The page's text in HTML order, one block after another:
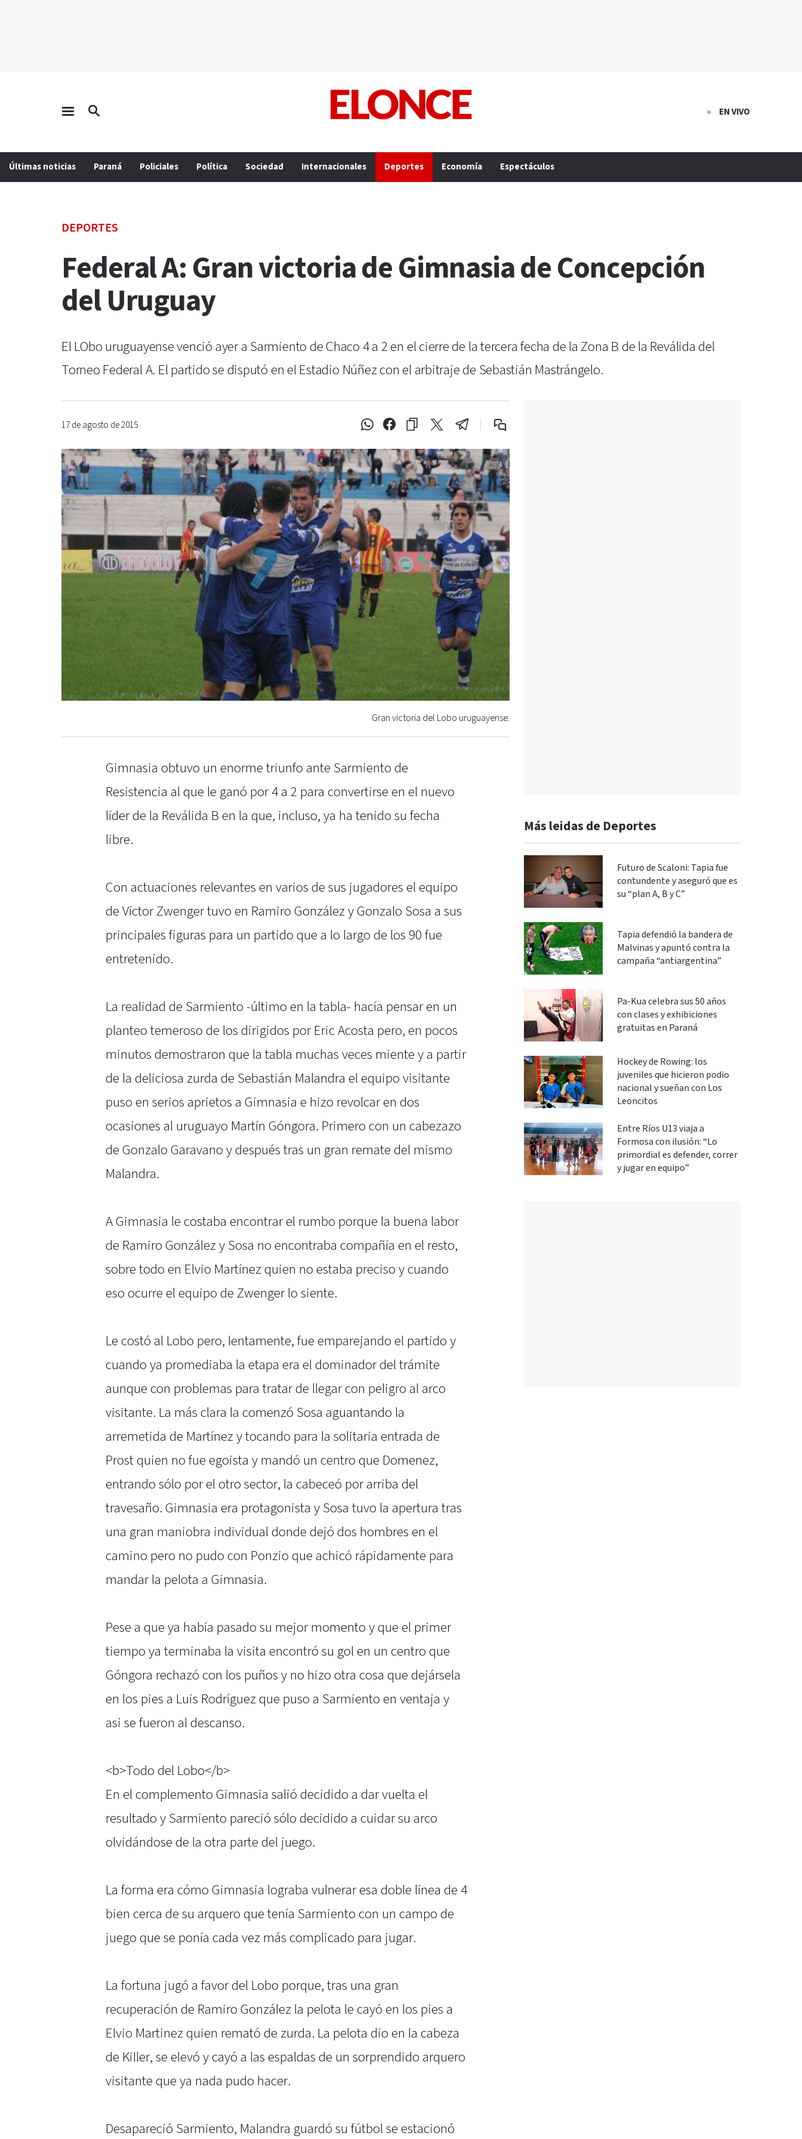
EN VIVO
Últimas noticias Paraná Policiales Política Sociedad Internacionales Deportes Economía Espectáculos
DEPORTES
Federal A: Gran victoria de Gimnasia de Concepción
del Uruguay
El LObo uruguayense venció ayer a Sarmiento de Chaco 4 a 2 en el cierre de la tercera fecha de la Zona B de la Reválida del
Torneo Federal A. El partido se disputó en el Estadio Núñez con el arbitraje de Sebastián Mastrángelo.
17 de agosto de 2015
Gran victoria del Lobo uruguayense.
Gimnasia obtuvo un enorme triunfo ante Sarmiento de
Resistencia al que le ganó por 4 a 2 para convertirse en el nuevo
líder de la Reválida B en la que, incluso, ya ha tenido su fecha
libre.
Con actuaciones relevantes en varios de sus jugadores el equipo
de Víctor Zwenger tuvo en Ramiro González y Gonzalo Sosa a sus
principales figuras para un partido que a lo largo de los 90 fue
entretenido.
La realidad de Sarmiento -último en la tabla- hacía pensar en un
planteo temeroso de los dirigidos por Eric Acosta pero, en pocos
minutos demostraron que la tabla muchas veces miente y a partir
de la deliciosa zurda de Sebastián Malandra el equipo visitante
puso en serios aprietos a Gimnasia e hizo revolcar en dos
ocasiones al uruguayo Martín Góngora. Primero con un cabezazo
de Gonzalo Garavano y después tras un gran remate del mismo
Malandra.
A Gimnasia le costaba encontrar el rumbo porque la buena labor
de Ramiro González y Sosa no encontraba compañía en el resto,
sobre todo en Elvio Martínez quien no estaba preciso y cuando
eso ocurre el equipo de Zwenger lo siente.
Le costó al Lobo pero, lentamente, fue emparejando el partido y
cuando ya promediaba la etapa era el dominador del trámite
aunque con problemas para tratar de llegar con peligro al arco
visitante. La más clara la comenzó Sosa aguantando la
arremetida de Martínez y tocando para la solitaria entrada de
Prost quien no fue egoista y mandó un centro que Domenez,
entrando sólo por el otro sector, la cabeceó por arriba del
travesaño. Gimnasia era protagonista y Sosa tuvo la apertura tras
una gran maniobra individual donde dejó dos hombres en el
camino pero no pudo con Ponzio que achicó rápidamente para
mandar la pelota a Gimnasia.
Pese a que ya había pasado su mejor momento y que el primer
tiempo ya terminaba la visita encontró su gol en un centro que
Góngora rechazó con los puños y no hizo otra cosa que dejársela
en los pies a Luis Rodríguez que puso a Sarmiento en ventaja y
asi se fueron al descanso.
<b>Todo del Lobo</b>
En el complemento Gimnasia salió decidido a dar vuelta el
resultado y Sarmiento pareció sólo decidido a cuidar su arco
olvidándose de la otra parte del juego.
La forma era cómo Gimnasia lograba vulnerar esa doble línea de 4
bien cerca de su arquero que tenía Sarmiento con un campo de
juego que se ponía cada vez más complicado para jugar.
La fortuna jugó a favor del Lobo porque, tras una gran
recuperación de Ramiro González la pelota le cayó en los pies a
Elvio Martinez quien remató de zurda. La pelota dio en la cabeza
de Killer, se elevó y cayó a las espaldas de un sorprendido arquero
visitante que ya nada pudo hacer.
Desapareció Sarmiento, Malandra guardó su fútbol se estacionó
Más leidas de Deportes
Futuro de Scaloni: Tapia fue
contundente y aseguró que es
su “plan A, B y C”
Tapia defendió la bandera de
Malvinas y apuntó contra la
campaña “antiargentina”
Pa-Kua celebra sus 50 años
con clases y exhibiciones
gratuitas en Paraná
Hockey de Rowing: los
juveniles que hicieron podio
nacional y sueñan con Los
Leoncitos
Entre Ríos U13 viaja a
Formosa con ilusión: “Lo
primordial es defender, correr
y jugar en equipo”